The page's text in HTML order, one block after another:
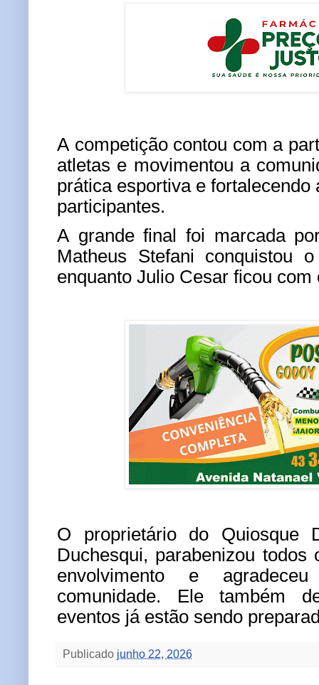
A competição contou com a
atletas e movimentou a
prática esportiva e fortalecendo
participantes.
A grande final foi marcada
Matheus Stefani conquistou
enquanto Julio Cesar ficou com
O proprietário do Quiosque
Duchesqui, parabenizou todos
envolvimento e
comunidade. Ele também
eventos já estão sendo
Publicado junho 22, 2026